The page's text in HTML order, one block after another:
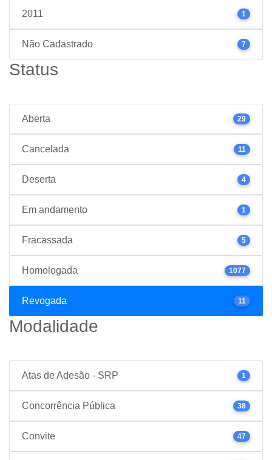
2011 1
Não Cadastrado 7
Status
Aberta 29
Cancelada 11
Deserta 4
Em andamento 1
Fracassada 5
Homologada 1077
Revogada 11
Modalidade
Atas de Adesão - SRP 1
Concorrência Pública 38
Convite 47